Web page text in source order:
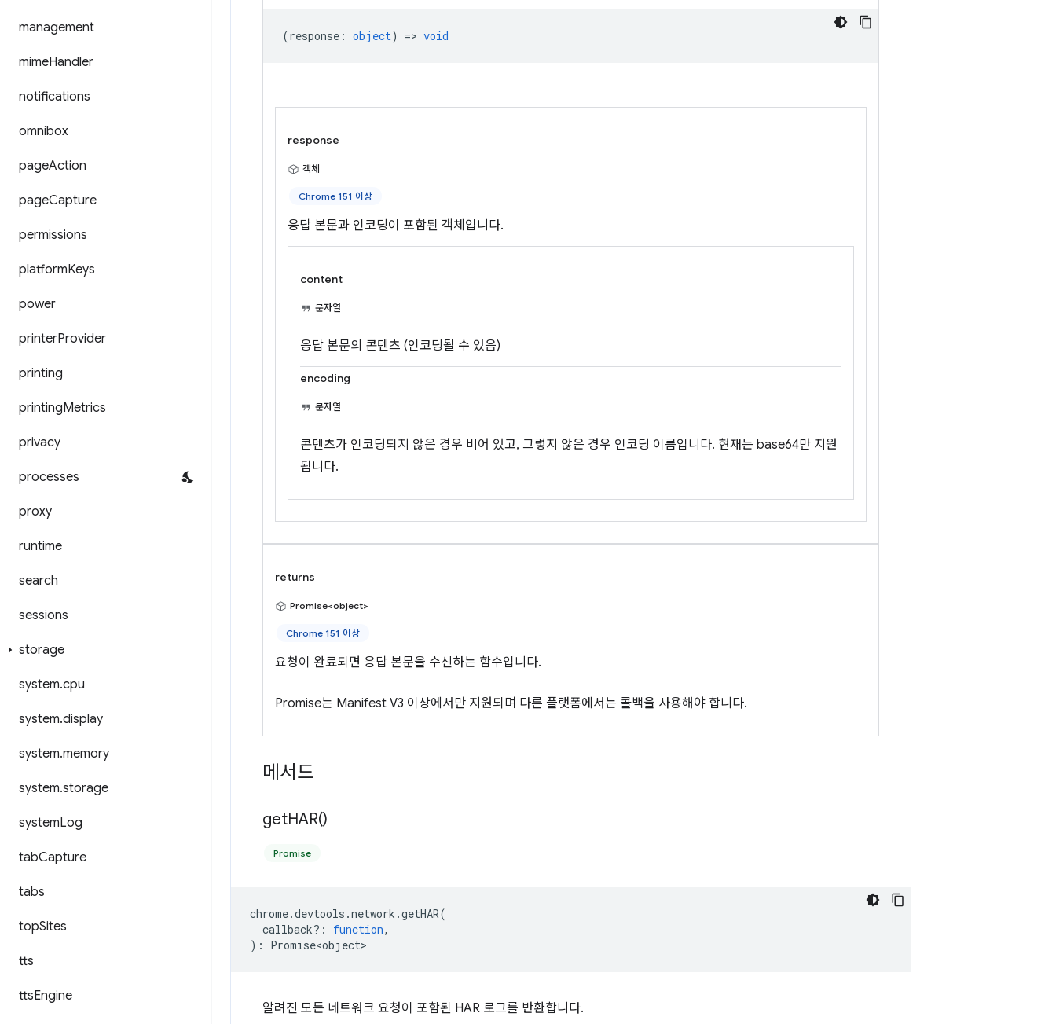
management
mimeHandler
notifications
omnibox
pageAction
pageCapture
permissions
platformKeys
power
printerProvider
printing
printingMetrics
privacy
processes
proxy
runtime
search
sessions
storage
system.cpu
system.display
system.memory
system.storage
systemLog
tabCapture
tabs
topSites
tts
ttsEngine
(response : object) => void
response
객체
Chrome 151 이상
응답 본문과 인코딩이 포함된 객체입니다.
content
문자열
응답 본문의 콘텐츠 (인코딩될 수 있음)
encoding
문자열
콘텐츠가 인코딩되지 않은 경우 비어 있고, 그렇지 않은 경우 인코딩 이름입니다. 현재는 base64만 지원
됩니다.
returns
Promise<object>
Chrome 151 이상
요청이 완료되면 응답 본문을 수신하는 함수입니다.
Promise는 Manifest V3 이상에서만 지원되며 다른 플랫폼에서는 콜백을 사용해야 합니다.
메서드
getHAR()
Promise
chrome.devtools .network .getHAR(
callback? : function,
) : Promise<object>
알려진 모든 네트워크 요청이 포함된 HAR 로그를 반환합니다.